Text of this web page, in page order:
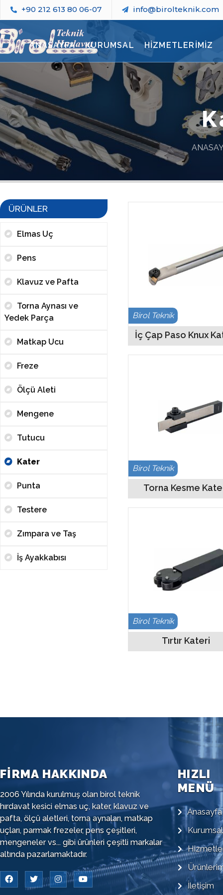
+90 212 613 80 06-07 info@birolteknik.com
ANASAYFA KURUMSAL HİZMETLERİMİZ
ÜRÜNLER
Elmas Uç
Pens
Klavuz ve Pafta
Torna Aynası ve
Yedek Parça
Matkap Ucu
Freze
Ölçü Aleti
Mengene
Tutucu
Kater
Punta
Testere
Zımpara ve Taş
İş Ayakkabısı
Birol Teknik
İç Çap Paso Knux
Birol Teknik
Torna Kesme
Birol Teknik
Tırtır Kateri
FİRMA HAKKINDA
2006 Yılında kurulmuş olan birol teknik
hırdavat kesici elmas uç, kater, klavuz ve
pafta, ölçü aletleri, torna aynaları, matkap
uçları, parmak frezeler, pens çeşitleri,
mengeneler vs... gibi ürünleri çeşitli markalar
altında pazarlamaktadır.
HIZLI
MENÜ
Anasayfa
Kurumsal
İletişim